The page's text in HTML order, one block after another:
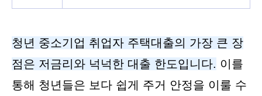
청년 중소기업 취업자 주택대출의 가장 큰 장
점은 저금리와 넉넉한 대출 한도입니다. 이를
통해 청년들은 보다 쉽게 주거 안정을 이룰 수